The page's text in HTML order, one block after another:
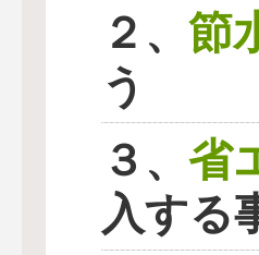
２、 節
う
３、 省
入する